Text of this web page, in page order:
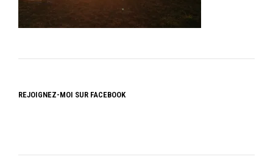
REJOIGNEZ-MOI SUR FACEBOOK